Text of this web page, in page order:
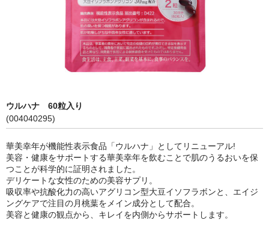
美容アイテム
ボディ関連
ウルハナ 60粒入り
(004040295)
華美幸年が機能性表示食品「ウルハナ」としてリニューアル!
美容・健康をサポートする華美幸年を飲むことで肌のうるおいを保
つことが科学的に証明されました。
デリケートな女性のための美容サプリ。
吸収率や抗酸化力の高いアグリコン型大豆イソフラボンと、エイジ
ングケアで注目の月桃葉をメイン成分として配合。
美容と健康の観点から、キレイを内側からサポートします。